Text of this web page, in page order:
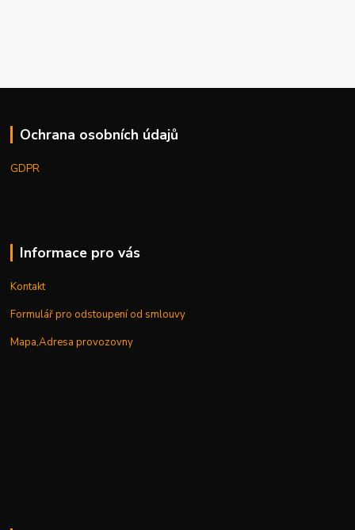
Ochrana osobních údajů
GDPR
Informace pro vás
Kontakt
Formulář pro odstoupení od smlouvy
Mapa,Adresa provozovny